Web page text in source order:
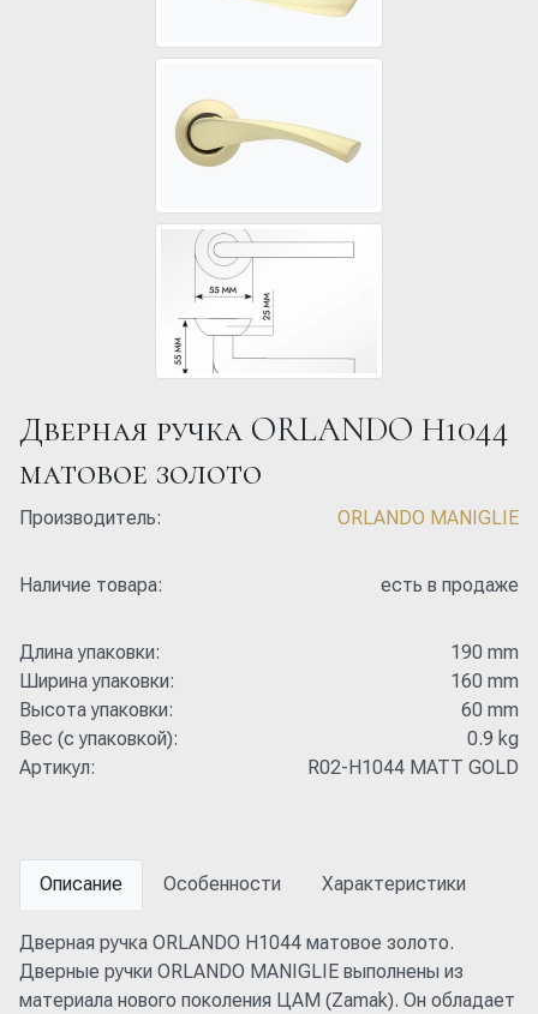
Дверная ручка ORLANDO H1044
матовое золото
Производитель: ORLANDO MANIGLIE
Наличие товара: есть в продаже
Длина упаковки:
190 mm
Ширина упаковки:
160 mm
Высота упаковки:
60 mm
Вес (с упаковкой):
0.9 kg
Артикул:
R02-H1044 MATT GOLD
Описание Особенности Характеристики
Дверная ручка ORLANDO H1044 матовое золото.
Дверные ручки ORLANDO MANIGLIE выполнены из
материала нового поколения ЦАМ (Zamak). Он обладает